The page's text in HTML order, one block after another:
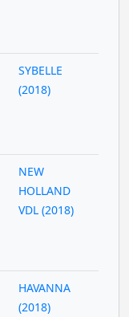
SYBELLE
(2018)
NEW
HOLLAND
VDL (2018)
HAVANNA
(2018)